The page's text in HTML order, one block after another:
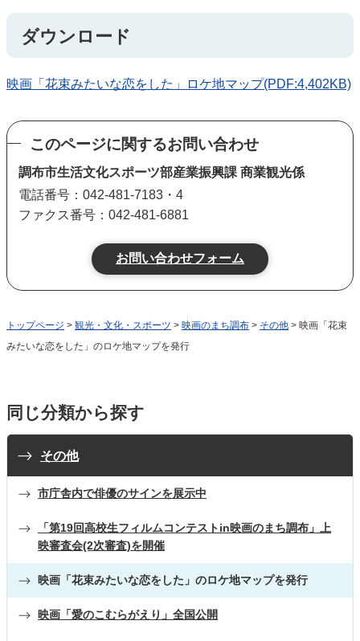
ダウンロード
映画「花束みたいな恋をした」ロケ地マップ(PDF:4,402KB)
このページに関するお問い合わせ
調布市生活文化スポーツ部産業振興課 商業観光係
電話番号：042-481-7183・4
ファクス番号：042-481-6881
トップページ > 観光・文化・スポーツ > 映画のまち調布 > その他 > 映画「花束
みたいな恋をした」のロケ地マップを発行
同じ分類から探す
その他
市庁舎内で俳優のサインを展示中
「第19回高校生フィルムコンテストin映画のまち調布」上
映審査会(2次審査)を開催
映画「花束みたいな恋をした」のロケ地マップを発行
映画「愛のこむらがえり」全国公開